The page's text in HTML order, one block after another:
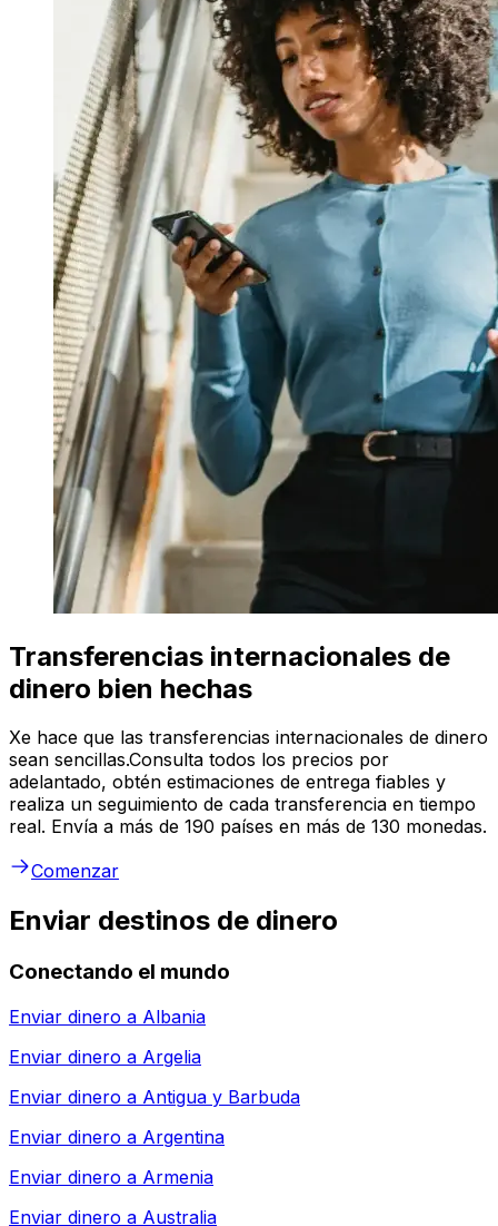
Transferencias internacionales de
dinero bien hechas
Xe hace que las transferencias internacionales de dinero
sean sencillas.Consulta todos los precios por
adelantado, obtén estimaciones de entrega fiables y
realiza un seguimiento de cada transferencia en tiempo
real. Envía a más de 190 países en más de 130 monedas.
Comenzar
Enviar destinos de dinero
Conectando el mundo
Enviar dinero a Albania
Enviar dinero a Argelia
Enviar dinero a Antigua y Barbuda
Enviar dinero a Argentina
Enviar dinero a Armenia
Enviar dinero a Australia